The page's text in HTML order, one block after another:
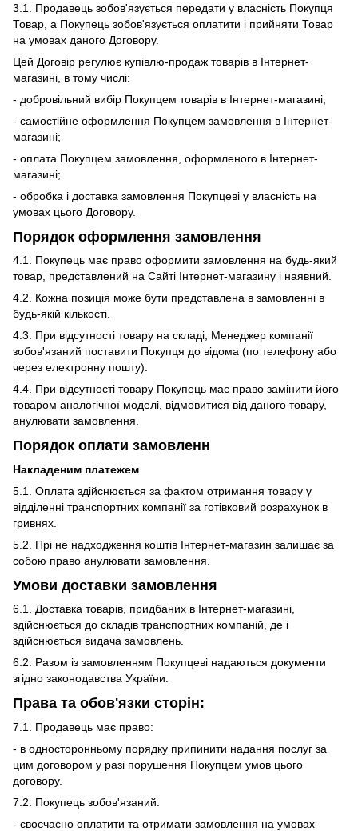
3.1. Продавець зобов'язується передати у власність Покупця
Товар, а Покупець зобов'язується оплатити і прийняти Товар
на умовах даного Договору.
Цей Договір регулює купівлю-продаж товарів в Інтернет-
магазині, в тому числі:
- добровільний вибір Покупцем товарів в Інтернет-магазині;
- самостійне оформлення Покупцем замовлення в Інтернет-
магазині;
- оплата Покупцем замовлення, оформленого в Інтернет-
магазині;
- обробка і доставка замовлення Покупцеві у власність на
умовах цього Договору.
Порядок оформлення замовлення
4.1. Покупець має право оформити замовлення на будь-який
товар, представлений на Сайті Інтернет-магазину і наявний.
4.2. Кожна позиція може бути представлена ​​в замовленні в
будь-якій кількості.
4.3. При відсутності товару на складі, Менеджер компанії
зобов'язаний поставити Покупця до відома (по телефону або
через електронну пошту).
4.4. При відсутності товару Покупець має право замінити його
товаром аналогічної моделі, відмовитися від даного товару,
анулювати замовлення.
Порядок оплати замовленн
Накладеним платежем
5.1. Оплата здійснюється за фактом отримання товару у
відділенні транспортних компанії за готівковий розрахунок в
гривнях.
5.2. Прі не надходження коштів Інтернет-магазин залишає за
собою право анулювати замовлення.
Умови доставки замовлення
6.1. Доставка товарів, придбаних в Інтернет-магазині,
здійснюється до складів транспортних компаній, де і
здійснюється видача замовлень.
6.2. Разом із замовленням Покупцеві надаються документи
згідно законодавства України.
Права та обов'язки сторін:
7.1. Продавець має право:
- в односторонньому порядку припинити надання послуг за
цим договором у разі порушення Покупцем умов цього
договору.
7.2. Покупець зобов'язаний:
- своєчасно оплатити та отримати замовлення на умовах